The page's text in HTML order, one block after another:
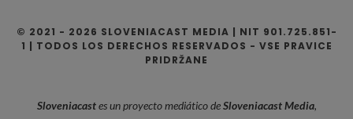
© 2021 - 2026 SLOVENIACAST MEDIA | NIT 901.725.851-
1 | TODOS LOS DERECHOS RESERVADOS - VSE PRAVICE
PRIDRŽANE
Sloveniacastes un proyecto mediático deSloveniacast Media,